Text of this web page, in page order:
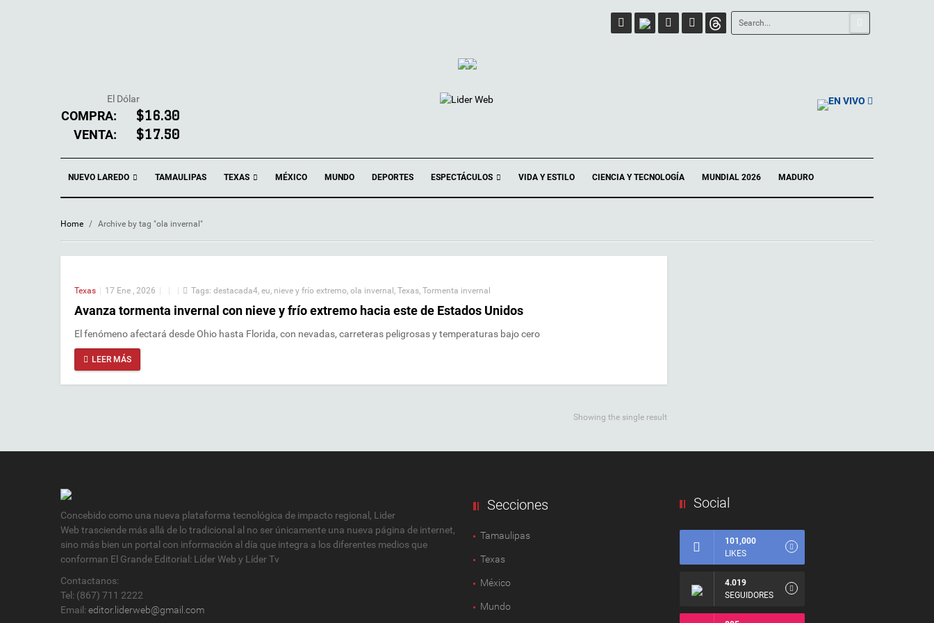
El Dólar
COMPRA: $16.30
VENTA: $17.50
EN VIVO
NUEVO LAREDO TAMAULIPAS TEXAS MÉXICO MUNDO DEPORTES ESPECTÁCULOS VIDA Y ESTILO CIENCIA Y TECNOLOGÍA MUNDIAL 2026 MADURO
Home / Archive by tag "ola invernal"
Texas 17 Ene , 2026 Tags: destacada4, eu, nieve y frío extremo, ola invernal , Texas, Tormenta invernal
Avanza tormenta invernal con nieve y frío extremo hacia este de Estados Unidos
El fenómeno afectará desde Ohio hasta Florida, con nevadas, carreteras peligrosas y temperaturas bajo cero
LEER MÁS
Showing the single result
Concebido como una nueva plataforma tecnológica de impacto regional, Lider
Web trasciende más allá de lo tradicional al no ser únicamente una nueva página de internet,
sino más bien un portal con información al día que integra a los diferentes medios que
conforman El Grande Editorial: Líder Web y Líder Tv
Contactanos:
Tel: (867) 711 2222
Email: editor.liderweb@gmail.com
Secciones
Tamaulipas
Texas
México
Mundo
Social
101,000
LIKES
4.019
SEGUIDORES